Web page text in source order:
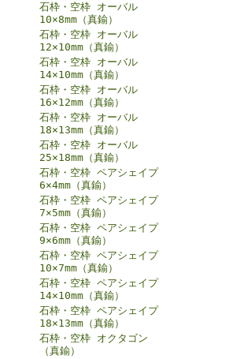
石枠・空枠 オーバル
10×8mm（真鍮）
石枠・空枠 オーバル
12×10mm（真鍮）
石枠・空枠 オーバル
14×10mm（真鍮）
石枠・空枠 オーバル
16×12mm（真鍮）
石枠・空枠 オーバル
18×13mm（真鍮）
石枠・空枠 オーバル
25×18mm（真鍮）
石枠・空枠 ペアシェイプ
6×4mm（真鍮）
石枠・空枠 ペアシェイプ
7×5mm（真鍮）
石枠・空枠 ペアシェイプ
9×6mm（真鍮）
石枠・空枠 ペアシェイプ
10×7mm（真鍮）
石枠・空枠 ペアシェイプ
14×10mm（真鍮）
石枠・空枠 ペアシェイプ
18×13mm（真鍮）
石枠・空枠 オクタゴン
（真鍮）